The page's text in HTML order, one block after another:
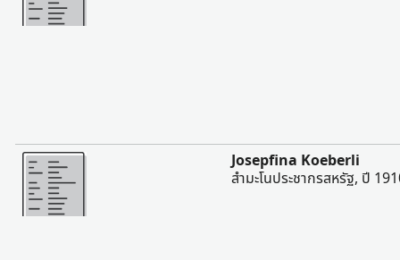
มากขึ้น
Josepfina Koeberli
สํามะโนประชากรสหรัฐ, ปี